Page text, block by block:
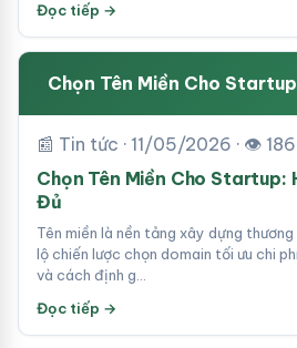
Đọc tiếp →
Chọn Tên Miền Cho
📰 Tin tức · 11/05/2026 · 👁 186
Chọn Tên Miền Cho Startup:
Đủ
Tên miền là nền tảng xây dựng
lộ chiến lược chọn domain tối ưu chi
và cách định g…
Đọc tiếp →